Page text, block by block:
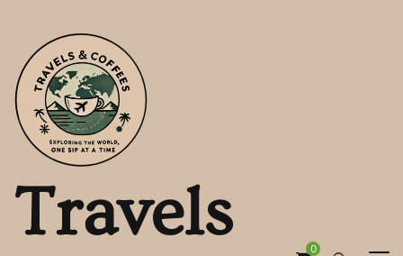
Travels
0